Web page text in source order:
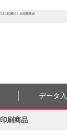
データ
印刷商品